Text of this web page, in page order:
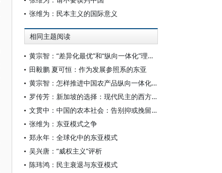
张维为：民本主义的国际意义
相同主题阅读
黄宗智：“差异化最优”和“纵向一体化”理论对中国的意义
田毅鹏 夏可恒：作为发展参照系的东亚
黄宗智：怎样推进中国农产品纵向一体化物流的发展？——美国、中国和“东亚模式”的比较
罗传芳：新加坡的选择：现代民主的西方模式，还是传统儒家的东亚模式
文贯中：中国的农本社会：告别抑或挽留？
张维为：东亚模式之争
郑永年：全球化中的东亚模式
吴兴唐：“威权主义”评析
陈玮鸿：民主衰退与东亚模式